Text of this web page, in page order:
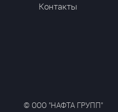
Контакты
© ООО "НАФТА ГРУПП"